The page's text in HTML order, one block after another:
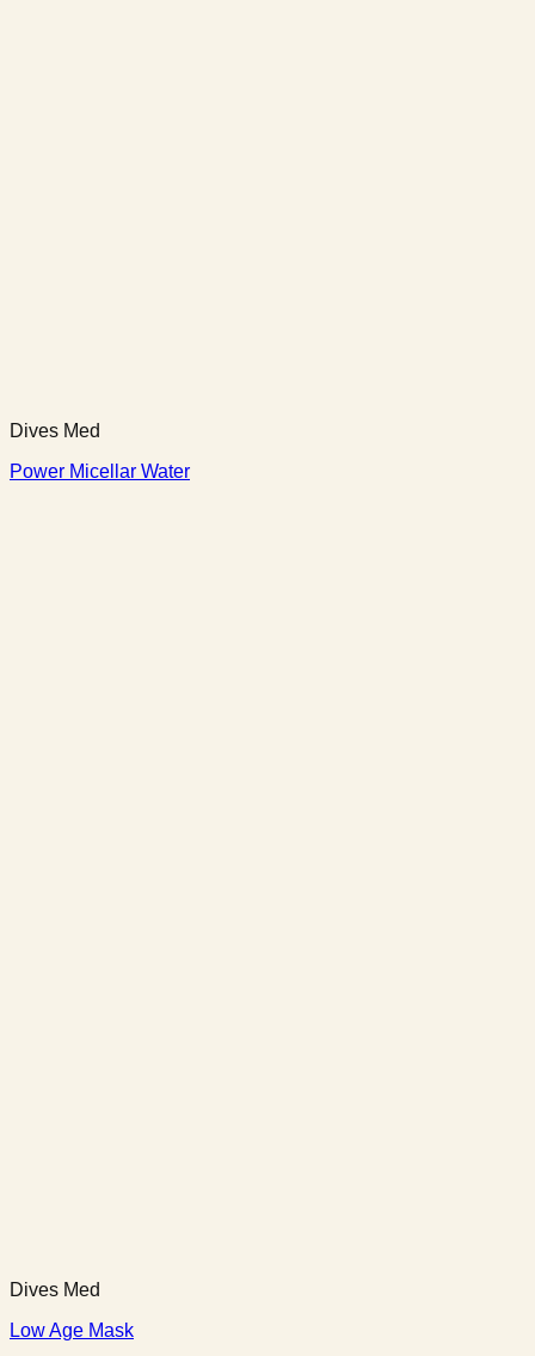
Dives Med
Power Micellar Water
Dives Med
Low Age Mask